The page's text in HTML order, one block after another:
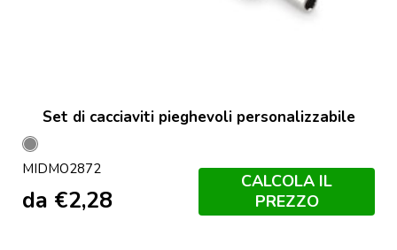
Set di cacciaviti pieghevoli personalizzabile
Grigio
MIDMO2872
da €2,28
CALCOLA IL
PREZZO